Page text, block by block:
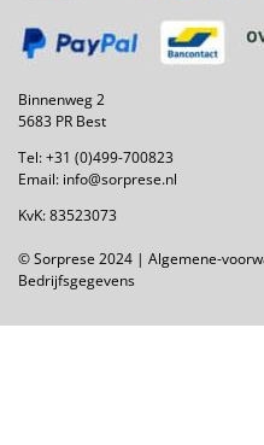
Binnenweg 2
5683 PR Best
Tel:+31 (0)499-700823
Email: info@sorprese.nl
KvK: 83523073
© Sorprese 2024 | Algemene-
Bedrijfsgegevens